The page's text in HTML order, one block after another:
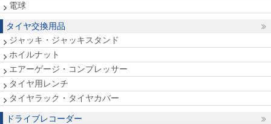
電球
タイヤ交換用品
ジャッキ・ジャッキスタンド
ホイルナット
エアーゲージ・コンプレッサー
タイヤ用レンチ
タイヤラック・タイヤカバー
ドライブレコーダー